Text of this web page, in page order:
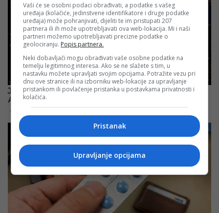
Vaši će se osobni podaci obrađivati, a podatke s vašeg
uređaja (kolačiće, jedinstvene identifikatore i druge podatke
uređaja) može pohranjivati, dijeliti te im pristupati 207
partnera ili ih može upotrebljavati ova web-lokacija. Mi i naši
partneri možemo upotrebljavati precizne podatke o
geolociranju. Popis partnera.
Neki dobavljači mogu obrađivati vaše osobne podatke na
temelju legitimnog interesa. Ako se ne slažete s tim, u
nastavku možete upravljati svojim opcijama. Potražite vezu pri
dnu ove stranice ili na izborniku web-lokacije za upravljanje
pristankom ili povlačenje pristanka u postavkama privatnosti i
kolačića.
Pristanak
Upravljanje opcijama